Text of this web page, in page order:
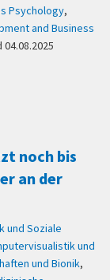
Psychology,
and Business
noch bis
an der
und Soziale
und
und Bionik,